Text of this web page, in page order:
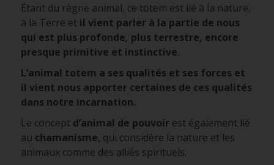
Étant du règne animal, ce totem est lié à la nature,
à la Terre et il vient parler à la partie de nous
qui est plus profonde, plus terrestre, encore
presque primitive et instinctive.
L’animal totem a ses qualités et ses forces et
il vient nous apporter certaines de ces qualités
dans notre incarnation.
Le concept d’animal de pouvoir est également lié
au chamanisme, qui considère la nature et les
animaux comme des alliés spirituels.